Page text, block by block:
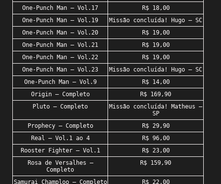
One-Punch Man – Vol.17
R$ 18,00
One-Punch Man – Vol.19
Missão concluída! Hugo – SC
One-Punch Man – Vol.20
R$ 19,00
One-Punch Man – Vol.21
R$ 19,00
One-Punch Man – Vol.22
R$ 19,00
One-Punch Man – Vol.23
Missão concluída! Hugo – SC
One-Punch Man – Vol.9
R$ 14,00
Origin – Completo
R$ 169,90
Pluto – Completo
Missão concluída! Matheus –
SP
Prophecy – Completo
R$ 29,90
Real – Vol.1 ao 4
R$ 96,00
Rooster Fighter – Vol.1
R$ 23,00
Rosa de Versalhes –
Completo
R$ 159,90
Samurai Champloo – Completo R$ 22,00